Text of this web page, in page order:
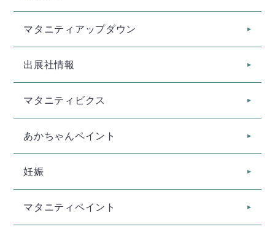
マタニティアップダウン
出展社情報
マタニティビクス
あかちゃんペイント
妊娠
マタニティペイント